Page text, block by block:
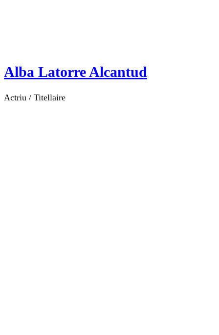
Alba Latorre Alcantud
Actriu / Titellaire